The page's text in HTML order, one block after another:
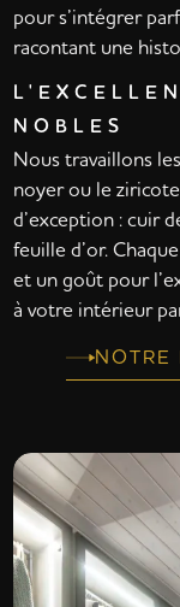
pour s’intégrer
racontant une
NOBLES
Nous travaillons
noyer ou le
d’exception : cuir
feuille d’or.
et un goût pour
à votre intérieur
NOTRE